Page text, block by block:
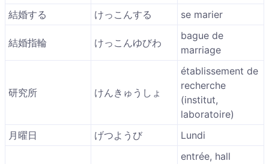
結婚する
けっこんする se marier
結婚指輪 けっこんゆびわ
bague de
marriage
研究所 けんきゅうしょ
établissement de
recherche
(institut,
laboratoire)
月曜日
げつようび Lundi
entrée, hall